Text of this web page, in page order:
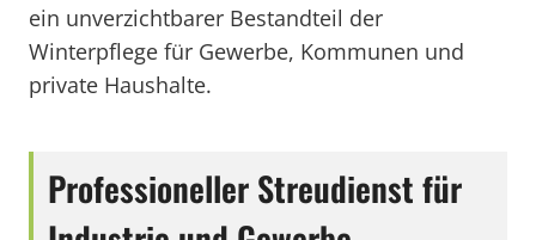
ein unverzichtbarer Bestandteil der
Winterpflege für Gewerbe, Kommunen und
private Haushalte.
Professioneller Streudienst für